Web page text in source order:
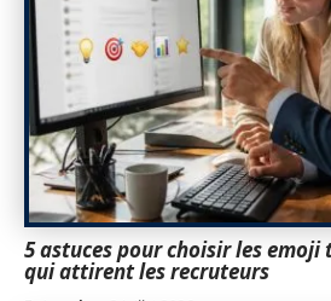
5 astuces pour choisir les
qui attirent les recruteurs